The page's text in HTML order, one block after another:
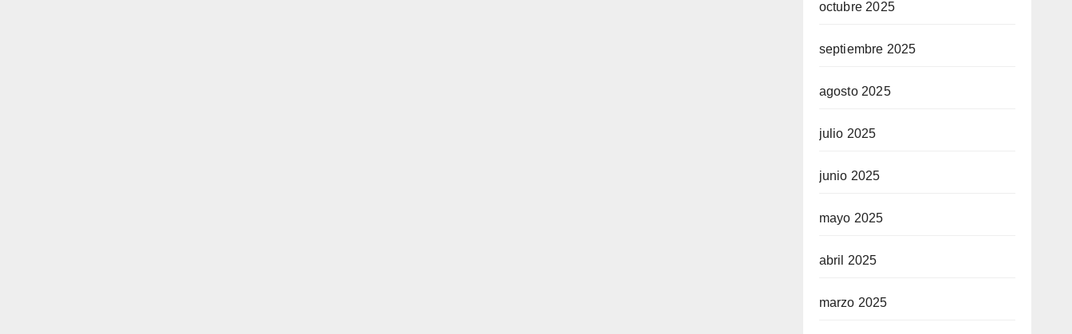
octubre 2025
septiembre 2025
agosto 2025
julio 2025
junio 2025
mayo 2025
abril 2025
marzo 2025